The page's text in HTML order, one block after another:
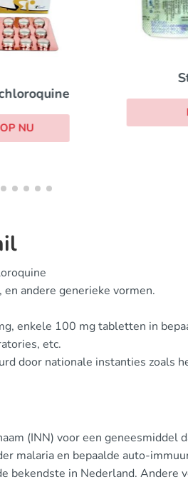
NU
andere generieke vormen.
enkele 100 mg tabletten in
etc.
door nationale instanties zoals
(INN) voor een geneesmiddel
malaria en bepaalde auto-
bekendste in Nederland. Andere